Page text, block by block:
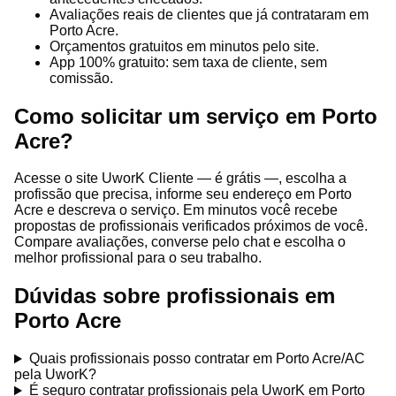
Avaliações reais de clientes que já contrataram em
Porto Acre.
Orçamentos gratuitos em minutos pelo site.
App 100% gratuito: sem taxa de cliente, sem
comissão.
Como solicitar um serviço em Porto
Acre?
Acesse o site UworK Cliente — é grátis —, escolha a
profissão que precisa, informe seu endereço em Porto
Acre e descreva o serviço. Em minutos você recebe
propostas de profissionais verificados próximos de você.
Compare avaliações, converse pelo chat e escolha o
melhor profissional para o seu trabalho.
Dúvidas sobre profissionais em
Porto Acre
Quais profissionais posso contratar em Porto Acre/AC
pela UworK?
É seguro contratar profissionais pela UworK em Porto